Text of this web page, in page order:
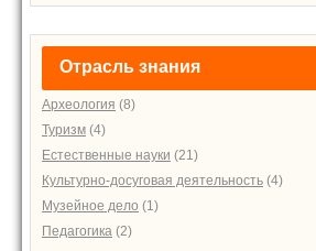
Отрасль знания
Археология (8)
Туризм (4)
Естественные науки (21)
Культурно-досуговая деятельность (4)
Музейное дело (1)
Педагогика (2)